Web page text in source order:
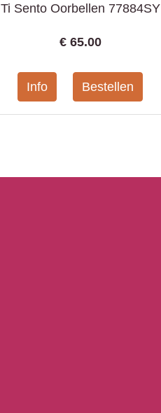
Ti Sento Oorbellen 77884SY
€ 65.00